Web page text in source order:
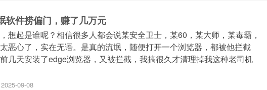
软件捞偏门，赚了几万元
想起是谁呢？相信很多人都会说某安全卫士，某60，某大师，某毒霸，
恶心了，实在无语。是真的流氓，随便打开一个浏览器，都被他拦截
几天安装了edge浏览器，又被拦截，我搞很久才清理掉我这种老司机
2025-09-08